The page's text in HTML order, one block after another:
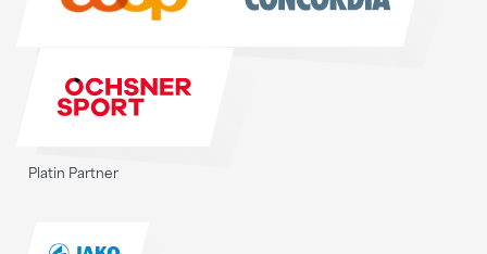
Platin Partner